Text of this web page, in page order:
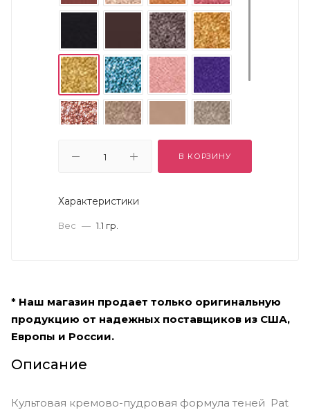
В КОРЗИНУ
Характеристики
Вес — 1.1 гр.
* Наш магазин продает только оригинальную
продукцию от надежных поставщиков из США,
Европы и России.
Описание
Культовая кремово-пудровая формула теней Pat